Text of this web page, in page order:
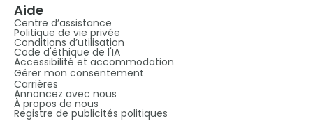
Aide
Centre d’assistance
Politique de vie privée
Conditions d’utilisation
Code d'éthique de l'IA
Accessibilité et accommodation
Gérer mon consentement
Carrières
Annoncez avec nous
À propos de nous
Registre de publicités politiques